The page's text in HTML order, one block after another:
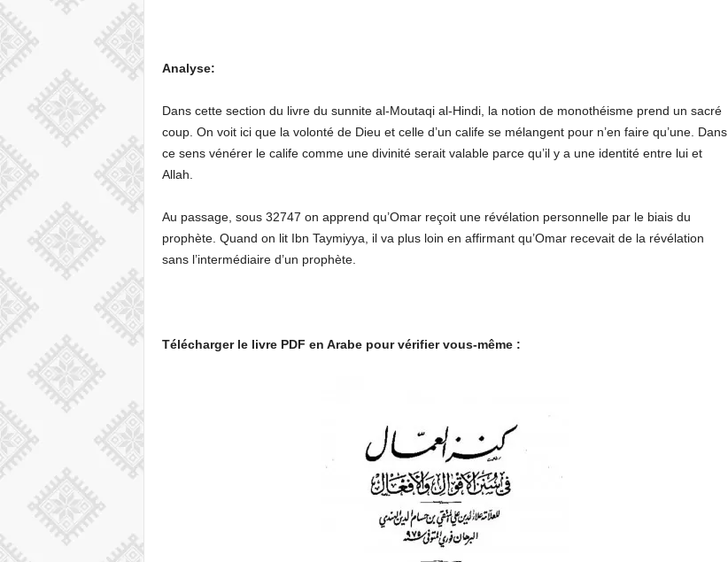
Analyse:
Dans cette section du livre du sunnite al-Moutaqi al-Hindi, la notion de monothéisme prend un sacré
coup. On voit ici que la volonté de Dieu et celle d’un calife se mélangent pour n’en faire qu’une. Dans
ce sens vénérer le calife comme une divinité serait valable parce qu’il y a une identité entre lui et
Allah.
Au passage, sous 32747 on apprend qu’Omar reçoit une révélation personnelle par le biais du
prophète. Quand on lit Ibn Taymiyya, il va plus loin en affirmant qu’Omar recevait de la révélation
sans l’intermédiaire d’un prophète.
Télécharger le livre PDF en Arabe pour vérifier vous-même :